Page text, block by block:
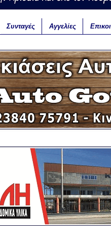
Συνταγές Αγγελίες